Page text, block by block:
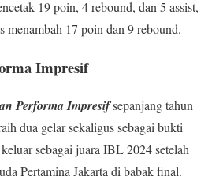
19 poin, 4 rebound, dan 5 assist,
menambah 17 poin dan 9 rebound.
Impresif
Performa Impresifsepanjang tahun
dua gelar sekaligus sebagai bukti
sebagai juara IBL 2024 setelah
Pertamina Jakarta di babak final.